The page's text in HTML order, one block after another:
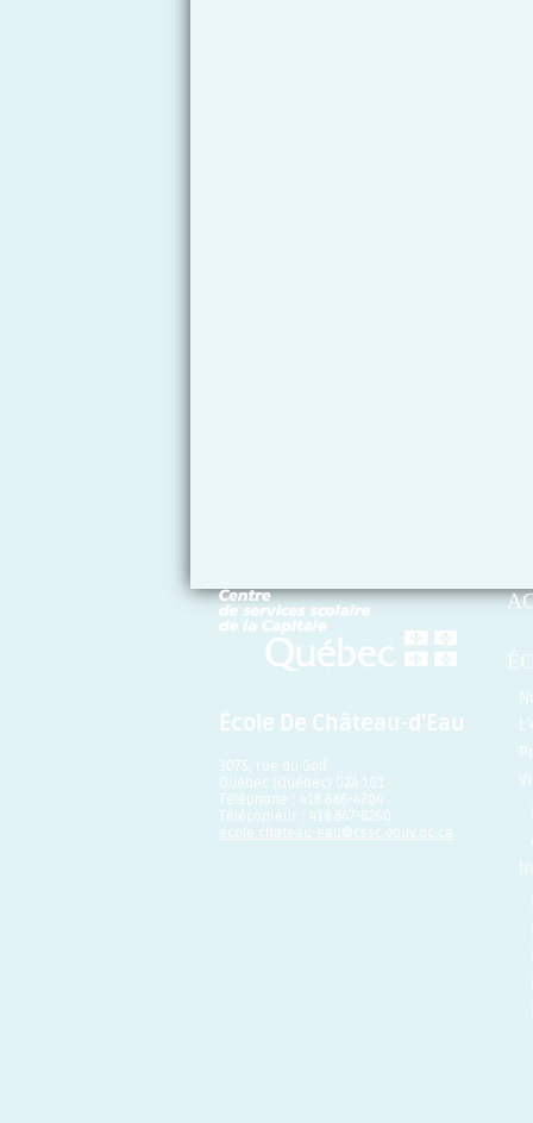
École De Château-d’Eau
3075, rue du Golf
Québec (Québec) G2A 1G1
Téléphone : 418 686-4704
Télécopieur : 418 847-8260
ecole.chateau-eau@cssc.gouv.qc.ca